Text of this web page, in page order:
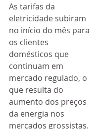
As tarifas da
eletricidade subiram
no início do mês para
os clientes
domésticos que
continuam em
mercado regulado, o
que resulta do
aumento dos preços
da energia nos
mercados grossistas.